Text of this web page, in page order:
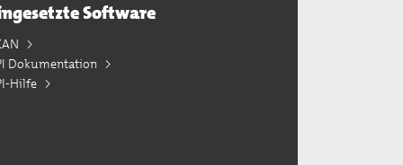
Software
Dokumentation
Hilfe